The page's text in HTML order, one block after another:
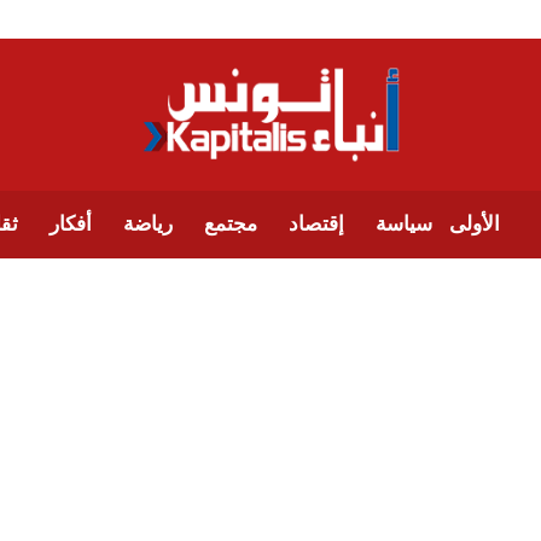
الأولى سياسة إقتصاد مجتمع رياضة أفكار